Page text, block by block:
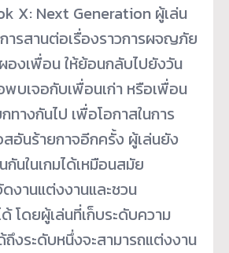
X: Next Generation ผู้เล่น
การสานต่อเรื่องราวการผจญภัย
องเพื่อน ให้ย้อนกลับไปยังวัน
พบเจอกับเพื่อนเก่า หรือเพื่อน
ทางกันไป เพื่อโอกาสในการ
อันร้ายกาจอีกครั้ง ผู้เล่นยัง
นในเกมได้เหมือนสมัย
งานแต่งงานและชวน
โดยผู้เล่นที่เก็บระดับความ
ถึงระดับหนึ่งจะสามารถแต่งงาน